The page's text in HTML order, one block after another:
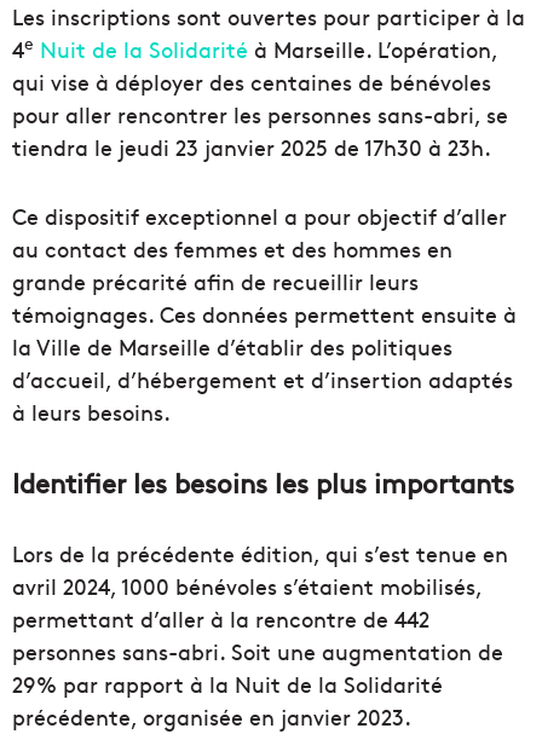
Les inscriptions sont ouvertes pour participer à la
4e Nuit de la Solidarité à Marseille. L’opération,
qui vise à déployer des centaines de bénévoles
pour aller rencontrer les personnes sans-abri, se
tiendra le jeudi 23 janvier 2025 de 17h30 à 23h.
Ce dispositif exceptionnel a pour objectif d’aller
au contact des femmes et des hommes en
grande précarité afin de recueillir leurs
témoignages. Ces données permettent ensuite à
la Ville de Marseille d’établir des politiques
d’accueil, d’hébergement et d’insertion adaptés
à leurs besoins.
Identifier les besoins les plus importants
Lors de la précédente édition, qui s’est tenue en
avril 2024, 1000 bénévoles s’étaient mobilisés,
permettant d’aller à la rencontre de 442
personnes sans-abri. Soit une augmentation de
29% par rapport à la Nuit de la Solidarité
précédente, organisée en janvier 2023.